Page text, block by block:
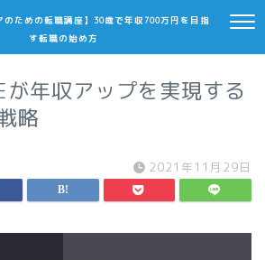
のための転職講座】30歳で年収700万円を目指
す転職の始め方
が年収アップを実現する
略
2021年11月29日